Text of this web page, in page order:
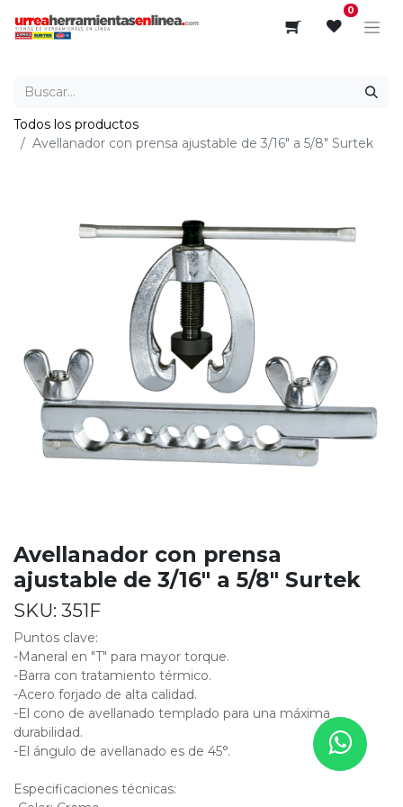
0
Todos los productos
Avellanador con prensa ajustable de 3/16" a 5/8" Surtek
Avellanador con prensa
ajustable de 3/16" a 5/8" Surtek
SKU: 351F
Puntos clave:
-Maneral en "T" para mayor torque.
-Barra con tratamiento térmico.
-Acero forjado de alta calidad.
-El cono de avellanado templado para una máxima
durabilidad.
-El ángulo de avellanado es de 45°.
Especificaciones técnicas: